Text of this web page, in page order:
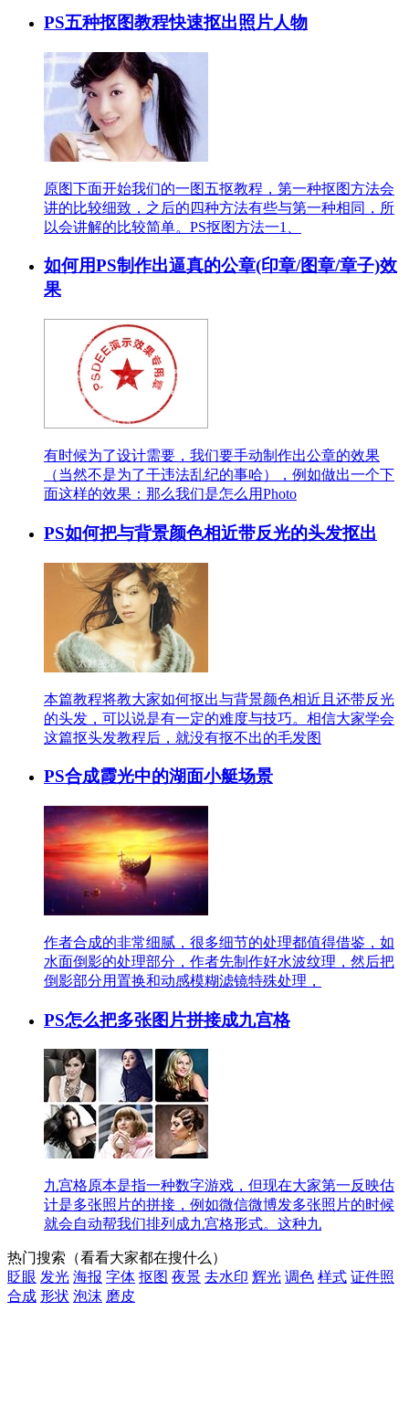
PS五种抠图教程快速抠出照片人物
原图下面开始我们的一图五抠教程，第一种抠图方法会
讲的比较细致，之后的四种方法有些与第一种相同，所
以会讲解的比较简单。PS抠图方法一1、
如何用PS制作出逼真的公章(印章/图章/章子)效
果
有时候为了设计需要，我们要手动制作出公章的效果
（当然不是为了干违法乱纪的事哈），例如做出一个下
面这样的效果：那么我们是怎么用Photo
PS如何把与背景颜色相近带反光的头发抠出
本篇教程将教大家如何抠出与背景颜色相近且还带反光
的头发，可以说是有一定的难度与技巧。相信大家学会
这篇抠头发教程后，就没有抠不出的毛发图
PS合成霞光中的湖面小艇场景
作者合成的非常细腻，很多细节的处理都值得借鉴，如
水面倒影的处理部分，作者先制作好水波纹理，然后把
倒影部分用置换和动感模糊滤镜特殊处理，
PS怎么把多张图片拼接成九宫格
九宫格原本是指一种数字游戏，但现在大家第一反映估
计是多张照片的拼接，例如微信微博发多张照片的时候
就会自动帮我们排列成九宫格形式。这种九
热门搜索 （看看大家都在搜什么）
眨眼 发光 海报 字体 抠图 夜景 去水印 辉光 调色 样式 证件照
合成 形状 泡沫 磨皮